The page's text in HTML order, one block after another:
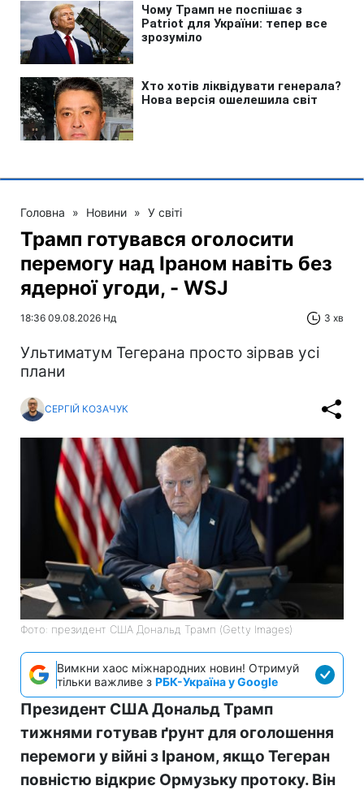
Головна » Новини » У світі
Трамп готувався оголосити
перемогу над Іраном навіть без
ядерної угоди, - WSJ
18:36 09.08.2026 Нд 3 хв
Ультиматум Тегерана просто зірвав усі
плани
СЕРГІЙ КОЗАЧУК
Фото: президент США Дональд Трамп (Getty Images)
Вимкни хаос міжнародних новин! Отримуй
тільки важливе з РБК-Україна у Google
Президент США Дональд Трамп
тижнями готував ґрунт для оголошення
перемоги у війні з Іраном, якщо Тегеран
повністю відкриє Ормузьку протоку. Він